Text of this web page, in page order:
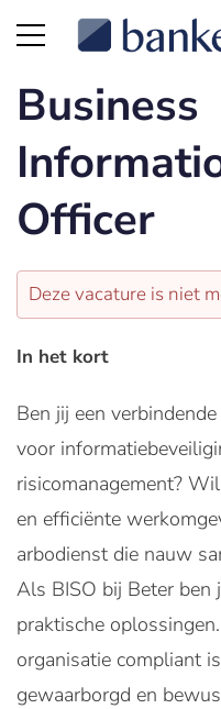
Business
Officer
Deze vacature is niet
In het kort
Ben jij een
voor
risicomanagement?
en efficiënte
arbodienst die nauw
Als BISO bij Beter ben
praktische
organisatie compliant
gewaarborgd en